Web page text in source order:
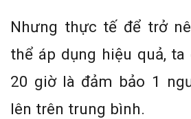
Nhưng thực tế để trở
thể áp dụng hiệu quả,
20 giờ là đảm bảo 1
lên trên trung bình.